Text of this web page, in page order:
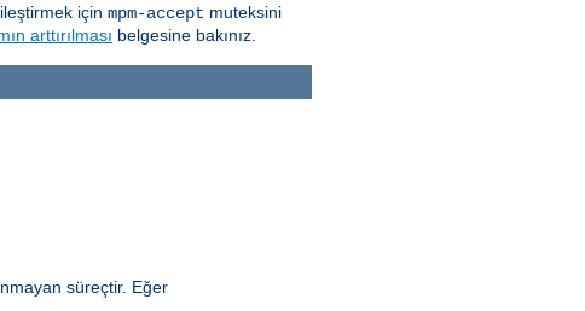
için mpm-accept muteksini
arttırılması belgesine bakınız.
süreçtir. Eğer